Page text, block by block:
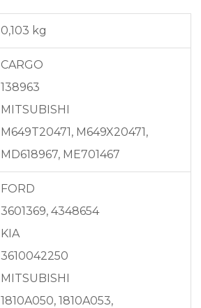
0,103 kg
CARGO
138963
MITSUBISHI
M649T20471, M649X20471,
MD618967, ME701467
FORD
3601369, 4348654
KIA
3610042250
MITSUBISHI
1810A050, 1810A053,